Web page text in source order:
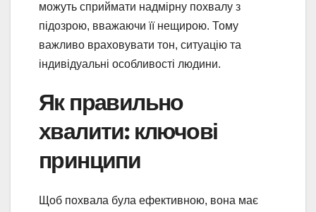
можуть сприймати надмірну похвалу з
підозрою, вважаючи її нещирою. Тому
важливо враховувати тон, ситуацію та
індивідуальні особливості людини.
Як правильно
хвалити: ключові
принципи
Щоб похвала була ефективною, вона має